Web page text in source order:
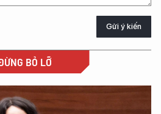
Gửi ý kiến
BỎ LỠ